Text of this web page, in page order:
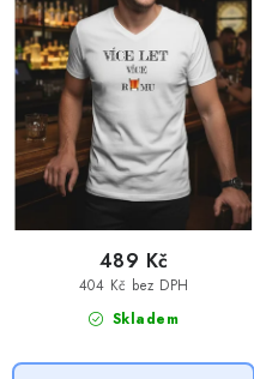
Skladem
404 Kč bez DPH
489 Kč